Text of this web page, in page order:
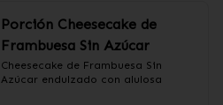
Porción Cheesecake de
Frambuesa Sin Azúcar
Cheesecake de Frambuesa Sin
Azúcar endulzado con alulosa